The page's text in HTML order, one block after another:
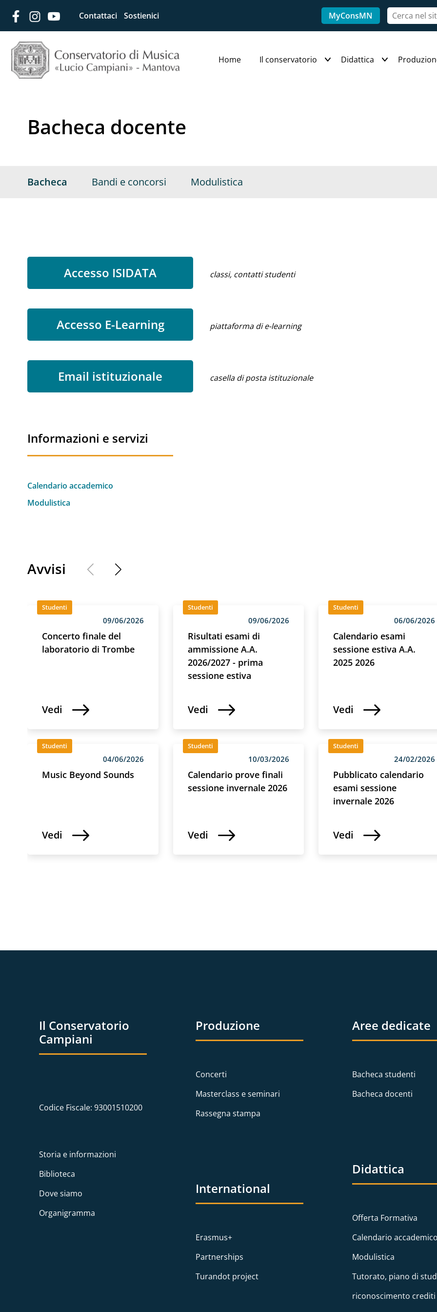
Contattaci Sostienici MyConsMN
Home Il conservatorio Didattica
Bacheca docente
Bacheca Bandi e concorsi Modulistica
Accesso ISIDATA classi, contatti studenti
Accesso E-Learning piattaforma di e-learning
Email istituzionale casella di posta istituzionale
Informazioni e servizi
Calendario accademico
Modulistica
Avvisi
Studenti
09/06/2026
Concerto finale del
laboratorio di Trombe
Vedi
Studenti
09/06/2026
Risultati esami di
ammissione A.A.
2026/2027 - prima
sessione estiva
Vedi
Studenti
06/06/2026
Calendario esami
sessione estiva A.A.
2025 2026
Vedi
Studenti
04/06/2026
Music Beyond Sounds
Vedi
Studenti
10/03/2026
Calendario prove finali
sessione invernale 2026
Vedi
Studenti
24/02/2026
Pubblicato calendario
esami sessione
invernale 2026
Vedi
Il Conservatorio
Campiani
Codice Fiscale: 93001510200
Storia e informazioni
Biblioteca
Dove siamo
Organigramma
Produzione
Concerti
Masterclass e seminari
Rassegna stampa
International
Erasmus+
Partnerships
Turandot project
Aree dedicate
Bacheca studenti
Bacheca docenti
Didattica
Offerta Formativa
Calendario accademico
Modulistica
Tutorato, piano di
riconoscimento crediti